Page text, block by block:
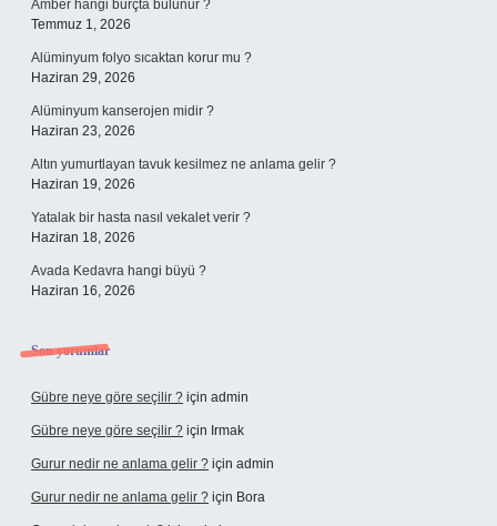
Amber hangi burçta bulunur ?
Temmuz 1, 2026
Alüminyum folyo sıcaktan korur mu ?
Haziran 29, 2026
Alüminyum kanserojen midir ?
Haziran 23, 2026
Altın yumurtlayan tavuk kesilmez ne anlama gelir ?
Haziran 19, 2026
Yatalak bir hasta nasıl vekalet verir ?
Haziran 18, 2026
Avada Kedavra hangi büyü ?
Haziran 16, 2026
Son yorumlar
Gübre neye göre seçilir ? için admin
Gübre neye göre seçilir ? için Irmak
Gurur nedir ne anlama gelir ? için admin
Gurur nedir ne anlama gelir ? için Bora